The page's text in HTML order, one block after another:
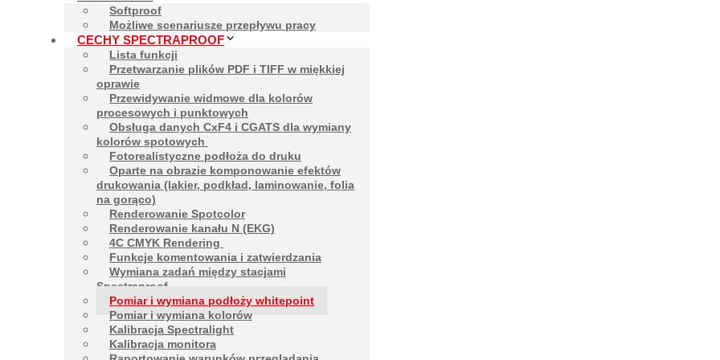
Softproof
Możliwe scenariusze przepływu pracy
CECHY SPECTRAPROOF
Lista funkcji
Przetwarzanie plików PDF i TIFF w miękkiej
oprawie
Przewidywanie widmowe dla kolorów
procesowych i punktowych
Obsługa danych CxF4 i CGATS dla wymiany
kolorów spotowych
Fotorealistyczne podłoża do druku
Oparte na obrazie komponowanie efektów
drukowania (lakier, podkład, laminowanie, folia
na gorąco)
Renderowanie Spotcolor
Renderowanie kanału N (EKG)
4C CMYK Rendering
Funkcje komentowania i zatwierdzania
Wymiana zadań między stacjami
Spectraproof
Pomiar i wymiana podłoży whitepoint
Pomiar i wymiana kolorów
Kalibracja Spectralight
Kalibracja monitora
Kontakt
Alexander Demmler
+49-8685-3379100
mail@spectraproof.com
Softproof
Cechy Spectraproof